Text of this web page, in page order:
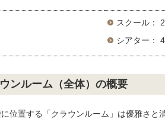
スクール：
シアター：
ンルーム（全体）の概要
位置する「クラウンルーム」は優雅さと